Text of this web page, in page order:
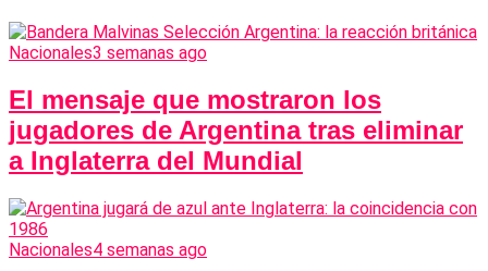
Nacionales3 semanas ago
El mensaje que mostraron los
jugadores de Argentina tras eliminar
a Inglaterra del Mundial
Nacionales4 semanas ago